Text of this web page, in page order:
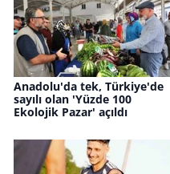
Anadolu'da tek, Türkiye'de
sayılı olan 'Yüzde 100
Ekolojik Pazar' açıldı